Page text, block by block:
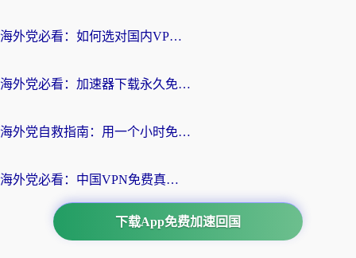
海外党必看：如何选对国内VPN，实现无缝访问国内资源？
海外党必看：加速器下载永久免费版真的存在吗？教你无缝访问国内资源的正确姿势
海外党自救指南：用一个小时免费加速器，轻松打破国内资源访问壁垒？
海外党必看：中国VPN免费真的靠谱吗？手把手教你选对回国加速器
下载App免费加速回国